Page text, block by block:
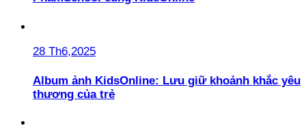
28 Th6,2025
Album ảnh KidsOnline: Lưu giữ khoảnh khắc yêu
thương của trẻ